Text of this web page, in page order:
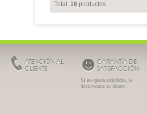
Total: 16 productos
ATENCIÓN AL
CLIENTE
GARANTÍA DE
SATISFACCIÓN
Si no queda satisfecho, le
devolvemos su dinero